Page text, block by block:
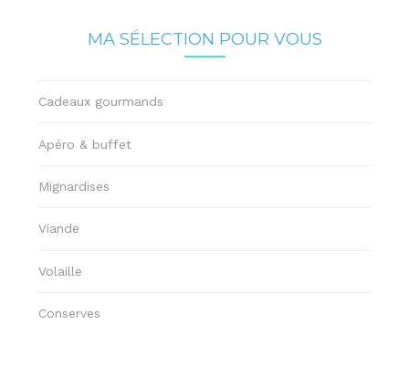
MA SÉLECTION POUR VOUS
Cadeaux gourmands
Apéro & buffet
Mignardises
Viande
Volaille
Conserves